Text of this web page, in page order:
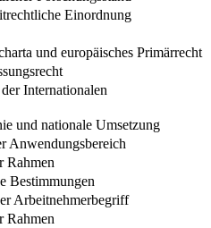
Einordnung
und europäisches Primärrecht
Internationalen
und nationale Umsetzung
Anwendungsbereich
Rahmen
Bestimmungen
Arbeitnehmerbegriff
Rahmen